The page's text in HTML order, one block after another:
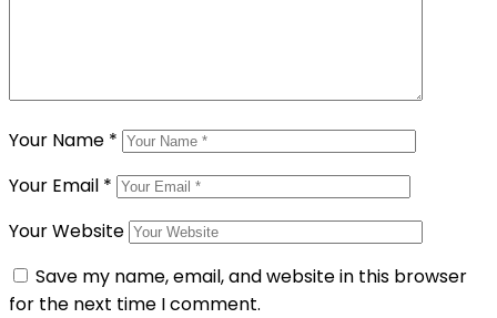
Your Name *
Your Email *
Your Website
Save my name, email, and website in this browser
for the next time I comment.